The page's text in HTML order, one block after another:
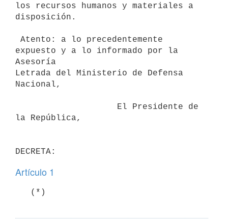
los recursos humanos y materiales a
disposición.
expuesto y a lo informado por la
Asesoría
Letrada del Ministerio de Defensa
Nacional,
la República,
Artículo 1